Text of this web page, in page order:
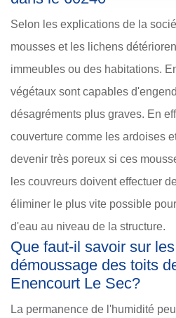
Selon les explications de la
mousses et les lichens
immeubles ou des habitations.
végétaux sont capables
désagréments plus graves. En
couverture comme les ardoises
devenir très poreux si ces
les couvreurs doivent effectuer
éliminer le plus vite possible
d'eau au niveau de la structure.
Que faut-il savoir sur
démoussage des toits
Enencourt Le Sec?
La permanence de l'humidité